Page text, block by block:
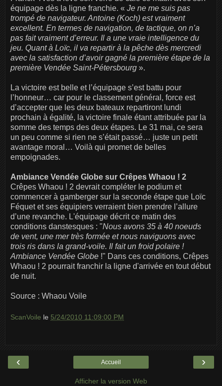
équipage dès la ligne franchie. « Je ne me suis pas
trompé de navigateur. Antoine (Koch) est vraiment
excellent. En termes de navigation, de tactique, on n’a
pas fait vraiment d’erreur. Il a une vraie intelligence du
jeu. Quant à Loïc, il va repartir à la pêche dès mercredi
avec la satisfaction d’avoir gagné la première étape de la
première Vendée Saint-Pétersbourg ».
La victoire est belle et l’équipage s’est battu pour
l’honneur… car pour le classement général, force est
d’accepter que les deux bateaux repartiront lundi
prochain à égalité, la victoire finale étant attribuée par la
somme des temps des deux étapes. Le 31 mai, ce sera
un peu comme si rien ne s’était passé… juste un petit
avantage moral… Voilà qui promet de belles
empoignades.
Ambiance Vendée Globe sur Crêpes Whaou ! 2
Crêpes Whaou ! 2 devrait compléter le podium et
commencer à gamberger sur la seconde étape que Loïc
Féquet et ses équipiers verraient bien prendre l’allure
d’une revanche. L'équipage décrit ce matin des
conditions danstesques : "Nous avons 35 à 40 noeuds
de vent, une mer très formée et nous naviguons avec
trois ris dans la grand-voile. Il fait un froid polaire !
Ambiance Vendée Globe !" Dans ces conditions, Crêpes
Whaou ! 2 pourrait franchir la ligne d'arrivée en tout début
de nuit.
Source : Whaou Voile
ScanVoile le 5/24/2010 11:09:00 PM
‹ ›
Accueil
Afficher la version Web